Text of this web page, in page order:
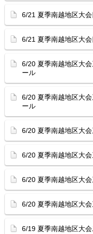
6/21 夏季南越地区大
6/21 夏季南越地区大
6/20 夏季南越地区大
ール
6/20 夏季南越地区大
ール
6/20 夏季南越地区大
6/20 夏季南越地区大
6/20 夏季南越地区大
6/20 夏季南越地区大
6/19 夏季南越地区大